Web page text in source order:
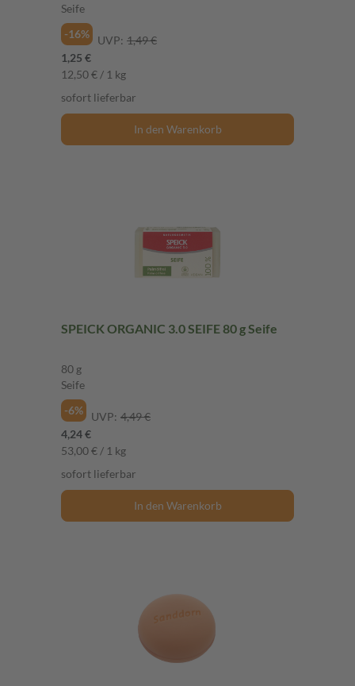
Seife
-16%
UVP: 1,49 €
1,25 €
12,50 € / 1 kg
sofort lieferbar
In den Warenkorb
SPEICK ORGANIC 3.0 SEIFE 80 g Seife
80 g
Seife
-6%
UVP: 4,49 €
4,24 €
53,00 € / 1 kg
sofort lieferbar
In den Warenkorb